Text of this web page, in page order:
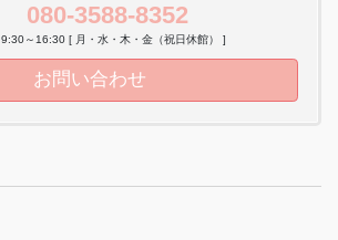
080-3588-8352
～16:30 [ 月・水・木・金（祝日休館） ]
お問い合わせ